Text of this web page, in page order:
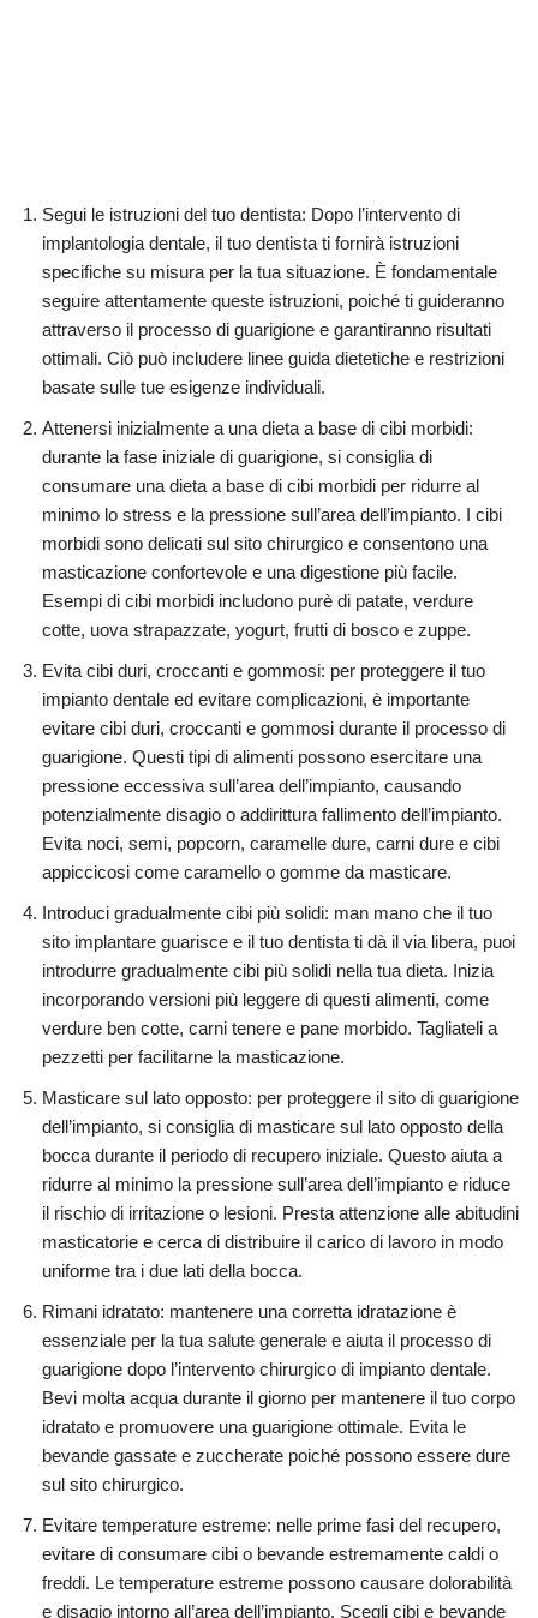
Segui le istruzioni del tuo dentista: Dopo l’intervento di
implantologia dentale, il tuo dentista ti fornirà istruzioni
specifiche su misura per la tua situazione. È fondamentale
seguire attentamente queste istruzioni, poiché ti guideranno
attraverso il processo di guarigione e garantiranno risultati
ottimali. Ciò può includere linee guida dietetiche e restrizioni
basate sulle tue esigenze individuali.
Attenersi inizialmente a una dieta a base di cibi morbidi:
durante la fase iniziale di guarigione, si consiglia di
consumare una dieta a base di cibi morbidi per ridurre al
minimo lo stress e la pressione sull’area dell’impianto. I cibi
morbidi sono delicati sul sito chirurgico e consentono una
masticazione confortevole e una digestione più facile.
Esempi di cibi morbidi includono purè di patate, verdure
cotte, uova strapazzate, yogurt, frutti di bosco e zuppe.
Evita cibi duri, croccanti e gommosi: per proteggere il tuo
impianto dentale ed evitare complicazioni, è importante
evitare cibi duri, croccanti e gommosi durante il processo di
guarigione. Questi tipi di alimenti possono esercitare una
pressione eccessiva sull’area dell’impianto, causando
potenzialmente disagio o addirittura fallimento dell’impianto.
Evita noci, semi, popcorn, caramelle dure, carni dure e cibi
appiccicosi come caramello o gomme da masticare.
Introduci gradualmente cibi più solidi: man mano che il tuo
sito implantare guarisce e il tuo dentista ti dà il via libera, puoi
introdurre gradualmente cibi più solidi nella tua dieta. Inizia
incorporando versioni più leggere di questi alimenti, come
verdure ben cotte, carni tenere e pane morbido. Tagliateli a
pezzetti per facilitarne la masticazione.
Masticare sul lato opposto: per proteggere il sito di guarigione
dell’impianto, si consiglia di masticare sul lato opposto della
bocca durante il periodo di recupero iniziale. Questo aiuta a
ridurre al minimo la pressione sull’area dell’impianto e riduce
il rischio di irritazione o lesioni. Presta attenzione alle abitudini
masticatorie e cerca di distribuire il carico di lavoro in modo
uniforme tra i due lati della bocca.
Rimani idratato: mantenere una corretta idratazione è
essenziale per la tua salute generale e aiuta il processo di
guarigione dopo l’intervento chirurgico di impianto dentale.
Bevi molta acqua durante il giorno per mantenere il tuo corpo
idratato e promuovere una guarigione ottimale. Evita le
bevande gassate e zuccherate poiché possono essere dure
sul sito chirurgico.
Evitare temperature estreme: nelle prime fasi del recupero,
evitare di consumare cibi o bevande estremamente caldi o
freddi. Le temperature estreme possono causare dolorabilità
e disagio intorno all’area dell’impianto. Scegli cibi e bevande